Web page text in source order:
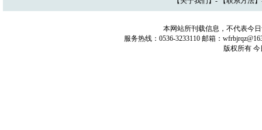
本网站所刊载信息，不代表今
服务热线：0536-3233110 邮箱：
版权所有 今